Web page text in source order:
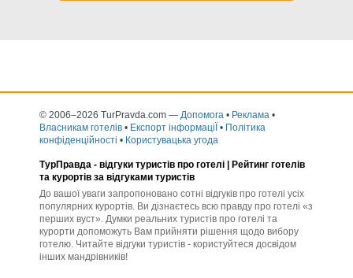
© 2006–2026 TurPravda.com — Допомога • Реклама •
Власникам готелів • Експорт інформаціЇ • Політика
конфіденційності • Користувацька угода
ТурПравда - відгуки туристів про готелі | Рейтинг готелів
та курортів за відгуками туристів
До вашої уваги запропоновано сотні відгуків про готелі усіх
популярних курортів. Ви дізнаєтесь всю правду про готелі «з
перших вуст». Думки реальних туристів про готелі та
курорти допоможуть Вам прийняти рішення щодо вибору
готелю. Читайте відгуки туристів - користуйтеся досвідом
інших мандрівників!